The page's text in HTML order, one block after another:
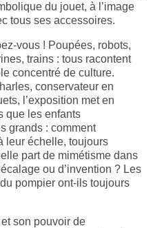
du jouet, à l’image
tous ses accessoires.
vous ! Poupées, robots,
trains : tous racontent
concentré de culture.
conservateur en
l’exposition met en
que les enfants
grands : comment
leur échelle, toujours
part de mimétisme dans
ou d’invention ? Les
pompier ont-ils toujours
son pouvoir de